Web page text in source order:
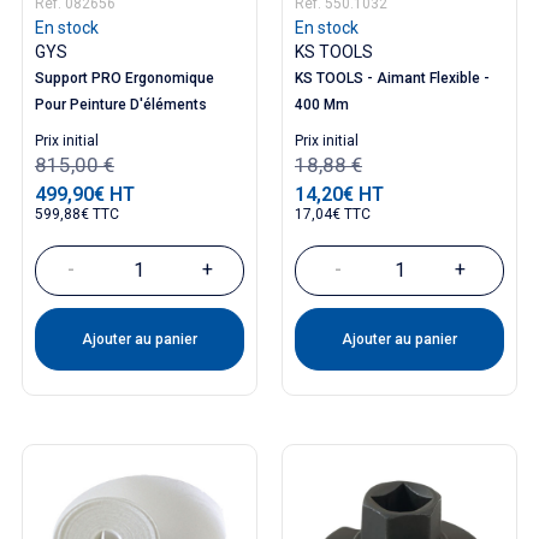
Réf. 082656
En stock
GYS
Support PRO Ergonomique
Pour Peinture D'éléments
Prix
499,90€ HT
599,88€ TTC
Prix ​​initial
815,00 €
- +
Ajouter au panier
Réf. 550.1032
En stock
KS TOOLS
KS TOOLS - Aimant Flexible -
400 Mm
Prix
14,20€ HT
17,04€ TTC
Prix ​​initial
18,88 €
- +
Ajouter au panier